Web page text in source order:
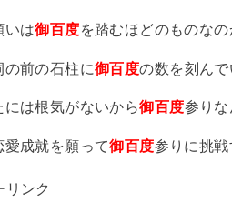
いは御百度を踏むほどのものなの
の前の石柱に御百度の数を刻んで
には根気がないから御百度参りな
愛成就を願って御百度参りに挑戦
リンク